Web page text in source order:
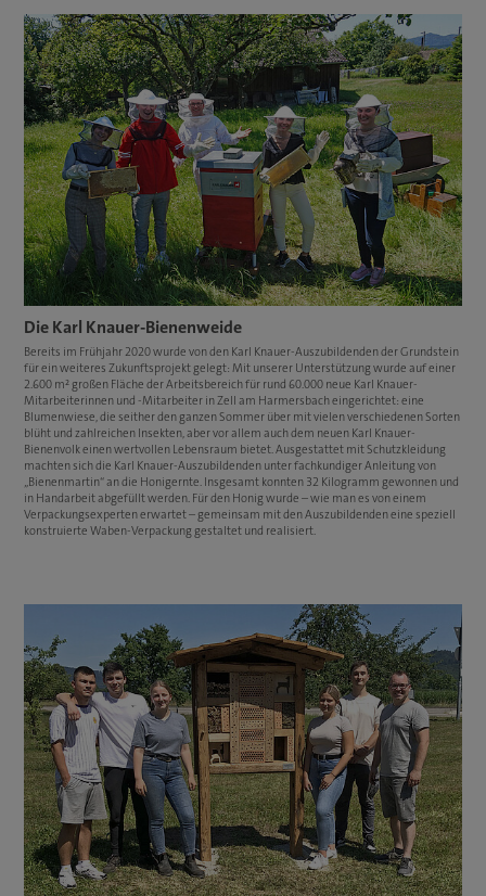
Die Karl Knauer-Bienenweide
Bereits im Frühjahr 2020 wurde von den Karl Knauer-Auszubildenden der Grundstein
für ein weiteres Zukunftsprojekt gelegt: Mit unserer Unterstützung wurde auf einer
2.600 m² großen Fläche der Arbeitsbereich für rund 60.000 neue Karl Knauer-
Mitarbeiterinnen und -Mitarbeiter in Zell am Harmersbach eingerichtet: eine
Blumenwiese, die seither den ganzen Sommer über mit vielen verschiedenen Sorten
blüht und zahlreichen Insekten, aber vor allem auch dem neuen Karl Knauer-
Bienenvolk einen wertvollen Lebensraum bietet. Ausgestattet mit Schutzkleidung
machten sich die Karl Knauer-Auszubildenden unter fachkundiger Anleitung von
„Bienenmartin“ an die Honigernte. Insgesamt konnten 32 Kilogramm gewonnen und
in Handarbeit abgefüllt werden. Für den Honig wurde – wie man es von einem
Verpackungsexperten erwartet – gemeinsam mit den Auszubildenden eine speziell
konstruierte Waben-Verpackung gestaltet und realisiert.